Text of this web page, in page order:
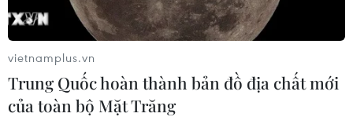
vietnamplus.vn
Trung Quốc hoàn thành bản đồ địa chất mới
của toàn bộ Mặt Trăng